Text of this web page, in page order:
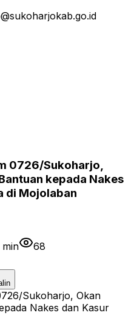
0726/Sukoharjo,
kepada Nakes
di Mojolaban
min
68